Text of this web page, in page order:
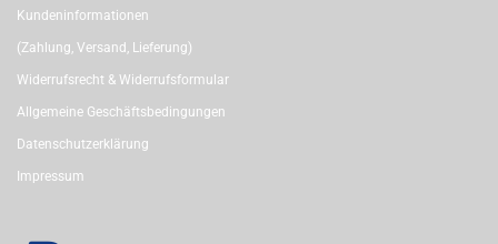
Kundeninformationen
(Zahlung, Versand, Lieferung)
Widerrufsrecht & Widerrufsformular
Allgemeine Geschäftsbedingungen
Datenschutzerklärung
Impressum